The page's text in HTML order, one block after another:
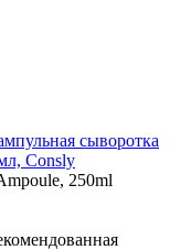
сыворотка
Consly
250ml